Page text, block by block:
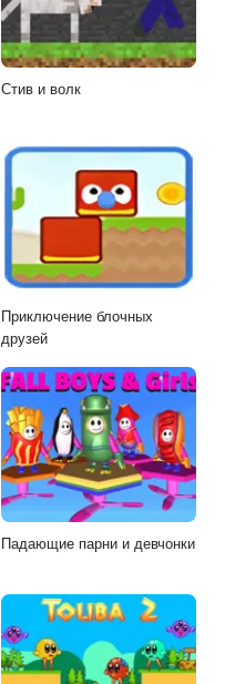
Стив и волк
Приключение блочных
друзей
Падающие парни и девчонки